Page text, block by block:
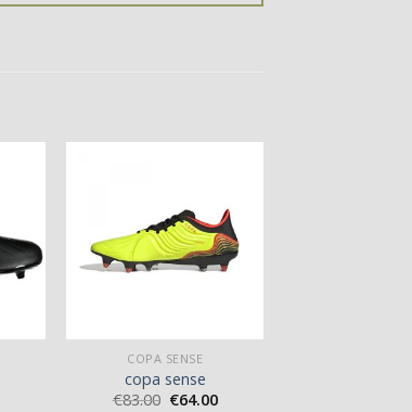
COPA SENSE
copa sense
€83.00 €64.00